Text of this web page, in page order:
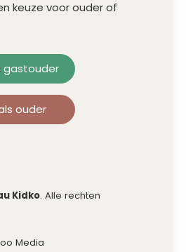
keuze voor ouder of
gastouder
ouder
Kidko. Alle rechten
Media